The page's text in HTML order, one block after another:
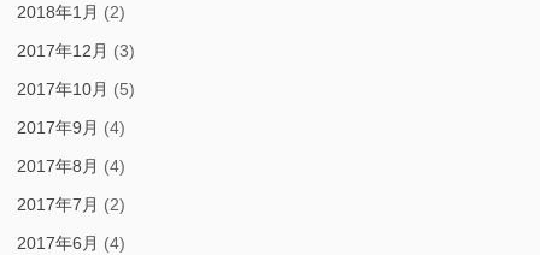
2018年1月 (2)
2017年12月 (3)
2017年10月 (5)
2017年9月 (4)
2017年8月 (4)
2017年7月 (2)
2017年6月 (4)